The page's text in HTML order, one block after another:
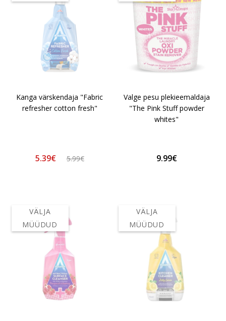
Kanga värskendaja "Fabric
refresher cotton fresh"
5.39€ 5.99€
Valge pesu plekieemaldaja
"The Pink Stuff powder
whites"
9.99€
VÄLJA
MÜÜDUD
VÄLJA
MÜÜDUD